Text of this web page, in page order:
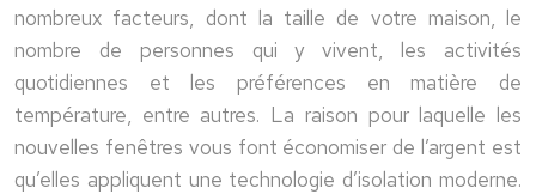
nombreux facteurs, dont la taille de votre maison, le
nombre de personnes qui y vivent, les activités
quotidiennes et les préférences en matière de
température, entre autres. La raison pour laquelle les
nouvelles fenêtres vous font économiser de l’argent est
qu’elles appliquent une technologie d’isolation moderne.